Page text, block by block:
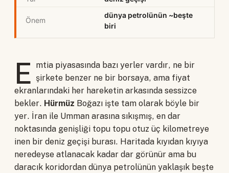
Önem
dünya petrolünün ~beşte
biri
E mtia piyasasında bazı yerler vardır, ne bir
şirkete benzer ne bir borsaya, ama fiyat
ekranlarındaki her hareketin arkasında sessizce
bekler. Hürmüz Boğazı işte tam olarak böyle bir
yer. İran ile Umman arasına sıkışmış, en dar
noktasında genişliği topu topu otuz üç kilometreye
inen bir deniz geçişi burası. Haritada kıyıdan kıyıya
neredeyse atlanacak kadar dar görünür ama bu
daracık koridordan dünya petrolünün yaklaşık beşte